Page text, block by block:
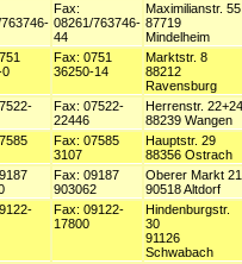
Fax:
08261/763746-
44
Maximilianstr. 55
87719
Mindelheim
0
Fax: 0751
36250-14
Marktstr. 8
88212
Ravensburg
Fax: 07522-
22446
Herrenstr. 22+24
88239 Wangen
Fax: 07585
3107
Hauptstr. 29
88356 Ostrach
Fax: 09187
903062
Oberer Markt 21
90518 Altdorf
Fax: 09122-
17800
Hindenburgstr.
30
91126
Schwabach